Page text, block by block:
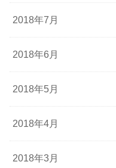
2018年7月
2018年6月
2018年5月
2018年4月
2018年3月